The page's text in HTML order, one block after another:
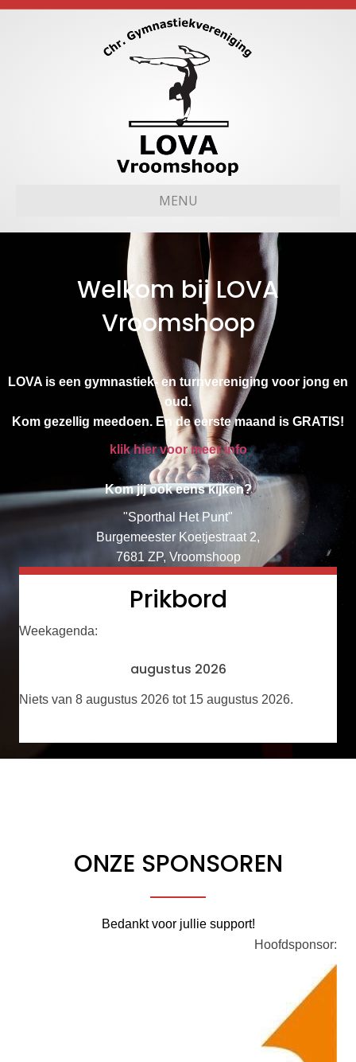
MENU
Welkom bij LOVA
Vroomshoop
LOVA is een gymnastiek- en turnvereniging voor jong en
oud.
Kom gezellig meedoen. En de eerste maand is GRATIS!
klik hier voor meer info
Kom jij ook eens kijken?
"Sporthal Het Punt"
Burgemeester Koetjestraat 2,
7681 ZP, Vroomshoop
Prikbord
Weekagenda:
augustus 2026
Niets van 8 augustus 2026 tot 15 augustus 2026.
ONZE SPONSOREN
Bedankt voor jullie support!
Hoofdsponsor: